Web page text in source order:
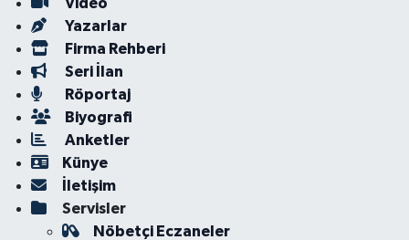
Video
Yazarlar
Firma Rehberi
Seri İlan
Röportaj
Biyografi
Anketler
Künye
İletişim
Servisler
Nöbetçi Eczaneler